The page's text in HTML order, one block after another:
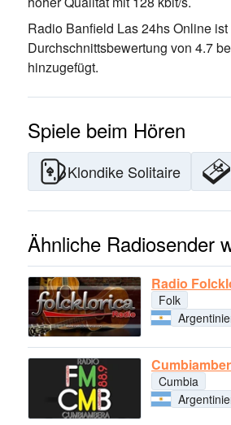
Radio Banfield Las 24hs Online
Durchschnittsbewertung von 4.7
hinzugefügt.
Spiele beim Hören
Klondike Solitaire
Ähnliche Radiosender
Radio
Folk
Cumbia